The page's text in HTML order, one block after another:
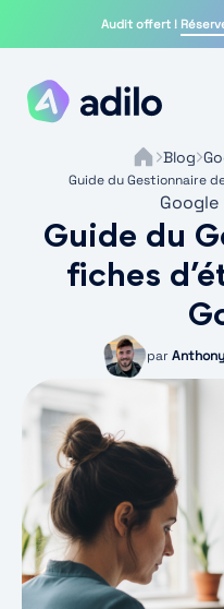
Audit offert !
Blog
Guide du Gestionnaire
Guide du
fiches
par